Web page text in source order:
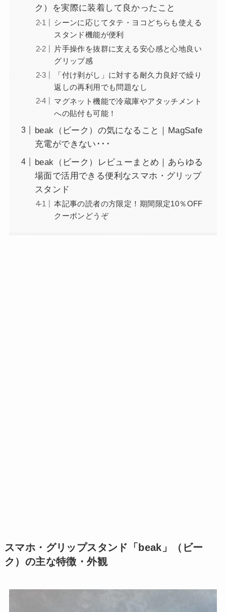
ク）を実際に装着して良かったこと
シーンに応じてタテ・ヨコどちらも使える
スタンド機能が便利
片手操作を抜群に支える安心感と心地良い
グリップ感
「付け剥がし」に対する耐久力良好で繰り
返しの再利用でも問題なし
マグネット機能で冷蔵庫やアタッチメント
への貼付も可能！
beak（ビーク）の気になること｜MagSafe
充電ができない･･･
beak（ビーク）レビューまとめ｜あらゆる
場面で活用できる便利なスマホ・グリップ
スタンド
本記事の読者の方限定！期間限定10％OFF
クーポンどうぞ
スマホ・グリップスタンド「beak」（ビー
ク）の主な特徴・外観